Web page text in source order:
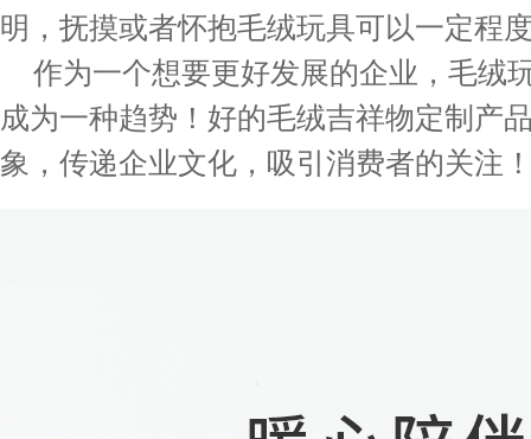
明，抚摸或者怀抱毛绒玩具可以一定程
作为一个想要更好发展的企业，毛绒
成为一种趋势！好的毛绒吉祥物定制产
象，传递企业文化，吸引消费者的关注